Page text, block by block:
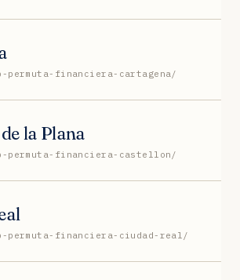
permuta-financiera-cartagena/
la Plana
permuta-financiera-castellon/
permuta-financiera-ciudad-real/